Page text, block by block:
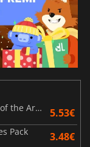
Galactic Civilizations IV Tales of the Arnor
5.53€
Pack 3.48€